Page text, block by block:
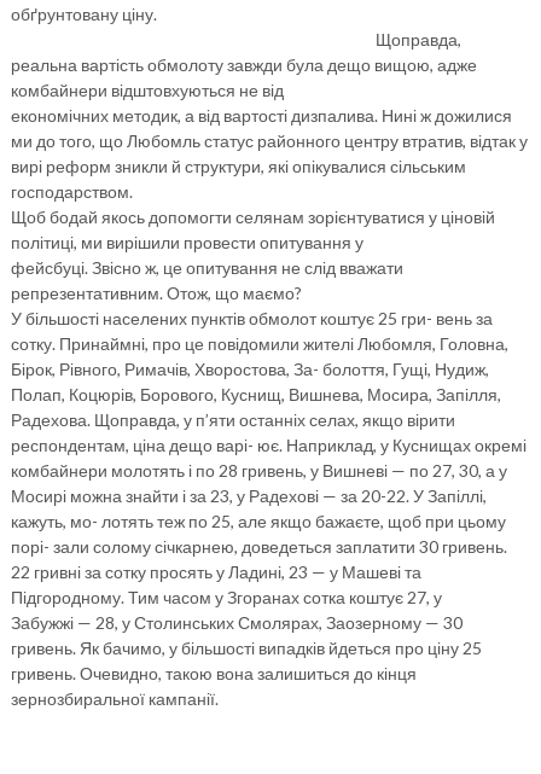
обґрунтовану ціну.
Щоправда,
реальна вартість обмолоту завжди була дещо вищою, адже
комбайнери відштовхуються не від
економічних методик, а від вартості дизпалива. Нині ж дожилися
ми до того, що Любомль статус районного центру втратив, відтак у
вирі реформ зникли й структури, які опікувалися сільським
господарством.
Щоб бодай якось допомогти селянам зорієнтуватися у ціновій
політиці, ми вирішили провести опитування у
фейсбуці. Звісно ж, це опитування не слід вважати
репрезентативним. Отож, що маємо?
У більшості населених пунктів обмолот коштує 25 гри- вень за
сотку. Принаймні, про це повідомили жителі Любомля, Головна,
Бірок, Рівного, Римачів, Хворостова, За- болоття, Гущі, Нудиж,
Полап, Коцюрів, Борового, Куснищ, Вишнева, Мосира, Запілля,
Радехова. Щоправда, у п’яти останніх селах, якщо вірити
респондентам, ціна дещо варі- ює. Наприклад, у Куснищах окремі
комбайнери молотять і по 28 гривень, у Вишневі — по 27, 30, а у
Мосирі можна знайти і за 23, у Радехові — за 20-22. У Запіллі,
кажуть, мо- лотять теж по 25, але якщо бажаєте, щоб при цьому
порі- зали солому січкарнею, доведеться заплатити 30 гривень.
22 гривні за сотку просять у Ладині, 23 — у Машеві та
Підгородному. Тим часом у Згоранах сотка коштує 27, у
Забужжі — 28, у Столинських Смолярах, Заозерному — 30
гривень. Як бачимо, у більшості випадків йдеться про ціну 25
гривень. Очевидно, такою вона залишиться до кінця
зернозбиральної кампанії.